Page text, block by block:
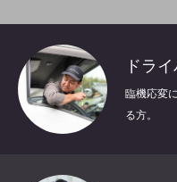
ドラ
臨機応変
る方。